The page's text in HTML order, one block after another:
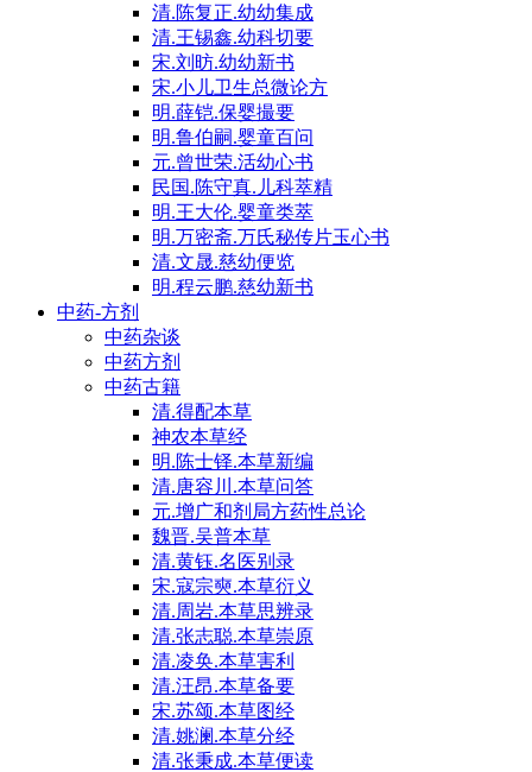
清.陈复正.幼幼集成
清.王锡鑫.幼科切要
宋.刘昉.幼幼新书
宋.小儿卫生总微论方
明.薛铠.保婴撮要
明.鲁伯嗣.婴童百问
元.曾世荣.活幼心书
民国.陈守真.儿科萃精
明.王大伦.婴童类萃
明.万密斋.万氏秘传片玉心书
清.文晟.慈幼便览
明.程云鹏.慈幼新书
中药-方剂
中药杂谈
中药方剂
中药古籍
清.得配本草
神农本草经
明.陈士铎.本草新编
清.唐容川.本草问答
元.增广和剂局方药性总论
魏晋.吴普本草
清.黄钰.名医别录
宋.寇宗奭.本草衍义
清.周岩.本草思辨录
清.张志聪.本草崇原
清.凌奂.本草害利
清.汪昂.本草备要
宋.苏颂.本草图经
清.姚澜.本草分经
清.张秉成.本草便读